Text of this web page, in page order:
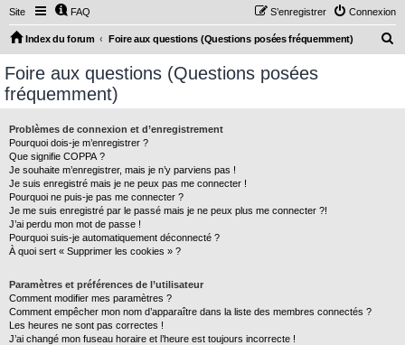
Site FAQ Connexion
S’enregistrer
Index du forum Foire aux questions (Questions posées fréquemment)
Foire aux questions (Questions posées
fréquemment)
Problèmes de connexion et d’enregistrement
Pourquoi dois-je m’enregistrer ?
Que signifie COPPA ?
Je souhaite m’enregistrer, mais je n’y parviens pas !
Je suis enregistré mais je ne peux pas me connecter !
Pourquoi ne puis-je pas me connecter ?
Je me suis enregistré par le passé mais je ne peux plus me connecter ?!
J’ai perdu mon mot de passe !
Pourquoi suis-je automatiquement déconnecté ?
À quoi sert « Supprimer les cookies » ?
Paramètres et préférences de l’utilisateur
Comment modifier mes paramètres ?
Comment empêcher mon nom d’apparaître dans la liste des membres connectés ?
Les heures ne sont pas correctes !
J’ai changé mon fuseau horaire et l’heure est toujours incorrecte !